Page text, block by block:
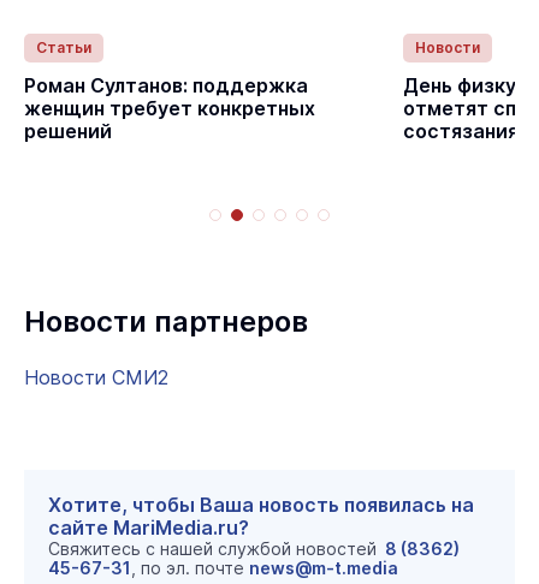
Статьи
Роман Султанов: поддержка
женщин требует конкретных
решений
Новости
День
отметят
Новости партнеров
Новости СМИ2
Хотите, чтобы Ваша новость появилась на
сайте MariMedia.ru?
Свяжитесь с нашей службой новостей 8 (8362)
45-67-31 , по эл. почте news@m-t.media